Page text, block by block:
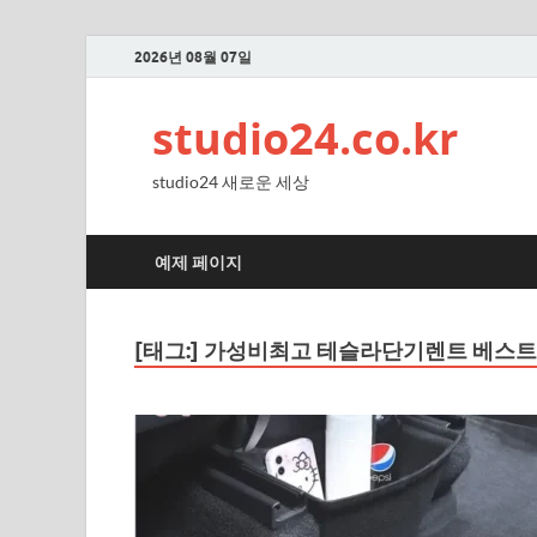
2026년 08월 07일
studio24.co.kr
studio24 새로운 세상
예제 페이지
[태그:] 가성비최고 테슬라단기렌트 베스